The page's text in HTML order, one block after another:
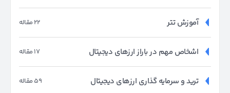
22 مقاله آموزش تتر
17 مقاله اشخاص مهم در باراز ارزهای دیجیتال
59 مقاله ترید و سرمایه گذاری ارزهای دیجیتال